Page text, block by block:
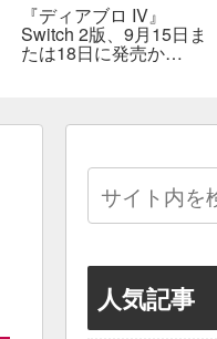
『ディアブロ IV』
Switch 2版、9月15日ま
たは18日に発売か
人気記事